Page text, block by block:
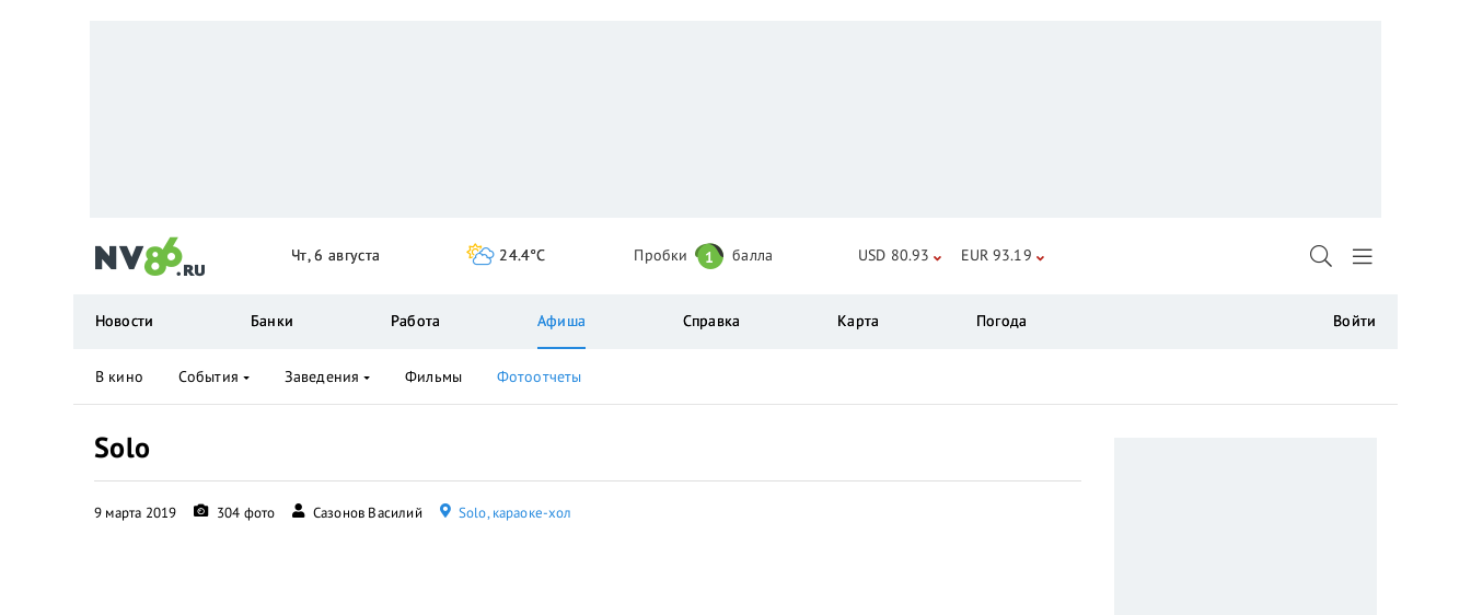
Solo
9 марта 2019 304 фото Сазонов Василий Solo, караоке-хол
Чт, 6 августа 24.4°C Пробки 1 балла USD 80.93 EUR 93.19
Новости Банки Работа Афиша Справка Карта Погода Войти
В кино События Заведения Фильмы Фотоотчеты